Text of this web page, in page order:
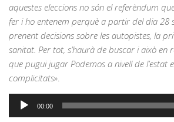
aquestes eleccions no són el referèndum
fer i ho entenem perquè a partir del dia 28
prenent decisions sobre les autopistes, la
sanitat. Per tot, s’haurà de buscar i això en
que pugui jugar Podemos a nivell de l’estat
complicitats».
Reproductor
d'àudio
00:00